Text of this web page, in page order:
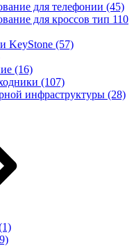
для телефонии (45)
для кроссов тип 110
KeyStone (57)
(16)
(107)
инфраструктуры (28)